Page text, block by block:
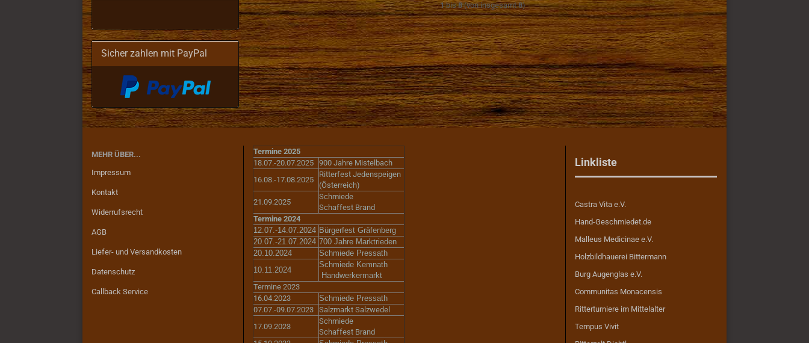
1bis8(von insgesamt8)
Sicher zahlen mit PayPal
MEHR ÜBER...
Impressum
Kontakt
Widerrufsrecht
AGB
Liefer- und Versandkosten
Datenschutz
Callback Service
Termine 2025
18.07.-20.07.2025
900 Jahre Mistelbach
16.08.-17.08.2025
Ritterfest Jedenspeigen
(Österreich)
21.09.2025
Schmiede
Schaffest Brand
Termine 2024
12.07.-14.07.2024 Bürgerfest Gräfenberg
20.07.-21.07.2024 700 Jahre Marktrieden
20.10.2024
Schmiede Pressath
10.11.2024
Schmiede Kemnath
Handwerkermarkt
Termine 2023
16.04.2023
Schmiede Pressath
07.07.-09.07.2023
Salzmarkt Salzwedel
17.09.2023
Schmiede
Schaffest Brand
Linkliste
Castra Vita e.V.
Hand-Geschmiedet.de
Malleus Medicinae e.V.
Holzbildhauerei Bittermann
Burg Augenglas e.V.
Communitas Monacensis
Ritterturniere im Mittelalter
Tempus Vivit